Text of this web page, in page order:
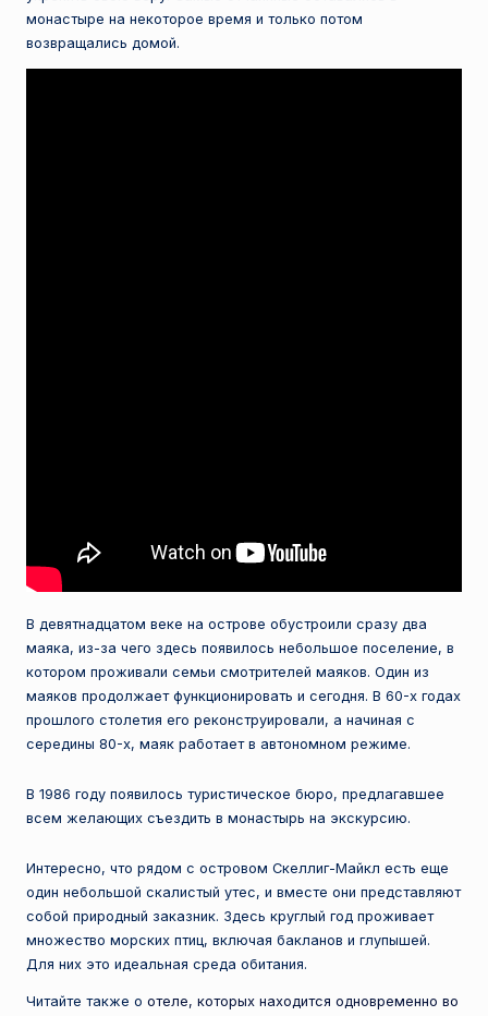
монастыре на некоторое время и только потом
возвращались домой.
В девятнадцатом веке на острове обустроили сразу два
маяка, из-за чего здесь появилось небольшое поселение, в
котором проживали семьи смотрителей маяков. Один из
маяков продолжает функционировать и сегодня. В 60-х годах
прошлого столетия его реконструировали, а начиная с
середины 80-х, маяк работает в автономном режиме.
В 1986 году появилось туристическое бюро, предлагавшее
всем желающих съездить в монастырь на экскурсию.
Интересно, что рядом с островом Скеллиг-Майкл есть еще
один небольшой скалистый утес, и вместе они представляют
собой природный заказник. Здесь круглый год проживает
множество морских птиц, включая бакланов и глупышей.
Для них это идеальная среда обитания.
Читайте также о отеле, которых находится одновременно во